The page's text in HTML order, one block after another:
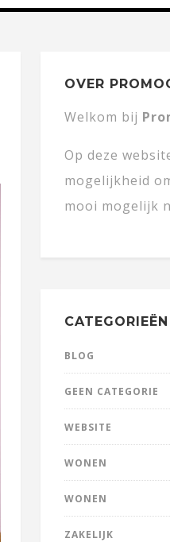
OVER
Welkom bij
Op deze
mogelijkheid
mooi mogelijk
CATEGORIEËN
BLOG
GEEN CATEGORIE
WEBSITE
WONEN
WONEN
ZAKELIJK